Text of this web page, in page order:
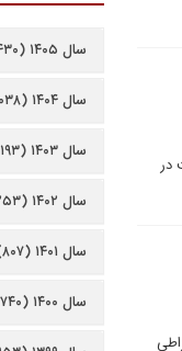
در
سال ۱۴۰۵ (۴۳۰)
سال ۱۴۰۴ (۱۰۳۸)
سال ۱۴۰۳ (۱۱۹۳)
سال ۱۴۰۲ (۱۲۵۳)
سال ۱۴۰۱ (۸۰۷)
سال ۱۴۰۰ (۷۴۰)